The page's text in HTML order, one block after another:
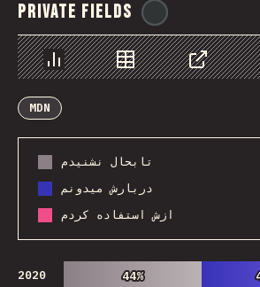
Private Fields
Chart Data Share
MDN
تابحال نشنیدم
دربارش میدونم
ازش استفاده کردم
2020 44%
44%